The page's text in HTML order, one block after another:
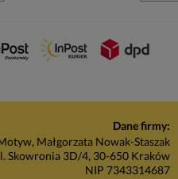
Dane firmy:
Małgorzata Nowak-Staszak
Skowronia 3D/4, 30-650 Kraków
NIP 7343314687